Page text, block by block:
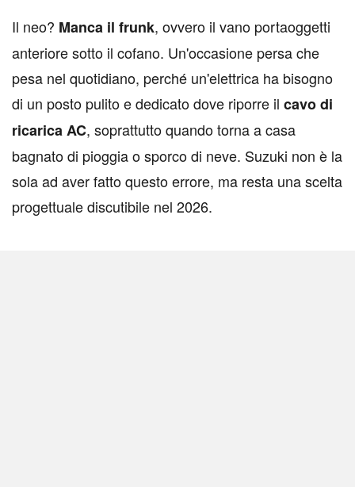
Il neo? Manca il frunk, ovvero il vano portaoggetti
anteriore sotto il cofano. Un'occasione persa che
pesa nel quotidiano, perché un'elettrica ha bisogno
di un posto pulito e dedicato dove riporre il cavo di
ricarica AC, soprattutto quando torna a casa
bagnato di pioggia o sporco di neve. Suzuki non è la
sola ad aver fatto questo errore, ma resta una scelta
progettuale discutibile nel 2026.